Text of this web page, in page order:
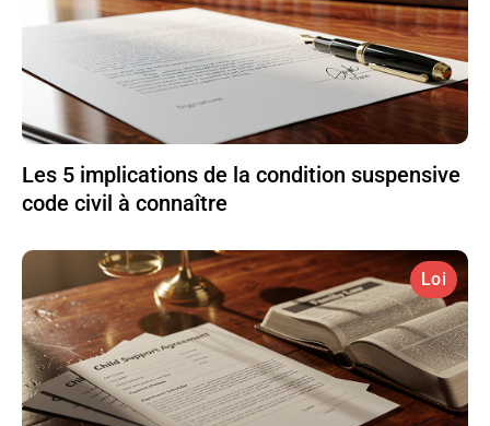
Les 5 implications de la condition suspensive
code civil à connaître
Loi